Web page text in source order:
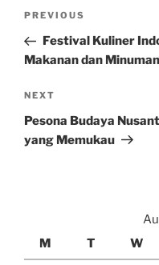
Previous
Post
PREVIOUS
Festival Kuliner
Makanan dan Minuman
Next
Post
NEXT
Pesona Budaya
yang Memukau
M
T W